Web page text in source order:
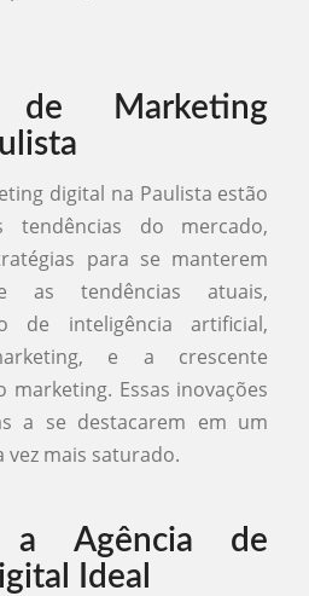
de Marketing
digital na Paulista estão
tendências do mercado,
para se manterem
as tendências atuais,
de inteligência artificial,
e a crescente
Essas inovações
a se destacarem em um
mais saturado.
a Agência de
Ideal